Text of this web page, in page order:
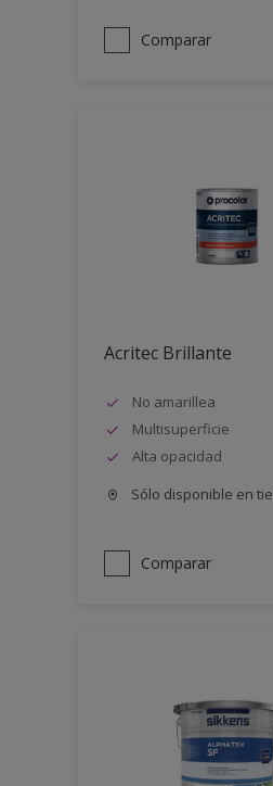
Comparar
Acritec Brillante
No amarillea
Multisuperficie
Alta opacidad
Sólo disponible en
Comparar